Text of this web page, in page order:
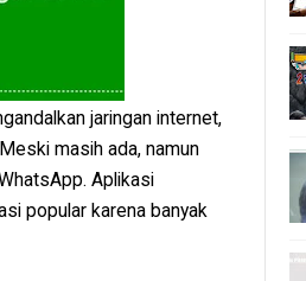
jaringan internet,
masih ada, namun
Aplikasi
popular karena banyak